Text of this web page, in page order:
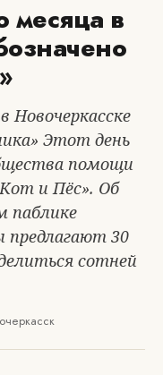
месяца в
Новочеркасске
Этот день
помощи
и Пёс». Об
паблике
30
сотней